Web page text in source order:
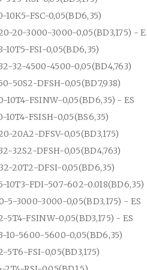
10K5-FSC-0,05(BD6,35)
20-3000-3000-0,05(BD3,175) -
10T5-FSI-0,05(BD6,35)
32-4500-4500-0,05(BD4,763)
50S2-DFSH-0,05(BD7,938)
10T4-FSINW-0,05(BD6,35) - ES
10T4-FSISH-0,05(BS6,35)
20A2-DFSV-0,05(BD3,175)
32S2-DFSH-0,05(BD4,763)
20T2-DFSI-0,05(BD6,35)
10T3-FDI-507-602-0.018(BD6,35)
5-3000-3000-0,05(BD3,175) - ES
5T4-FSINW-0,05(BD3,175) - ES
10-5600-5600-0,05(BD6,35)
5T6-FSI-0,05(BD3,175)